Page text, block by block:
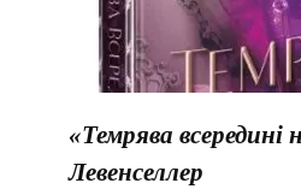
«Темрява всередині
Левенселлер